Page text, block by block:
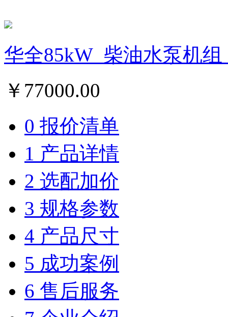
华全85kW_柴油水泵机
￥ 77000.00
0 报价清单
1 产品详情
2 选配加价
3 规格参数
4 产品尺寸
5 成功案例
6 售后服务